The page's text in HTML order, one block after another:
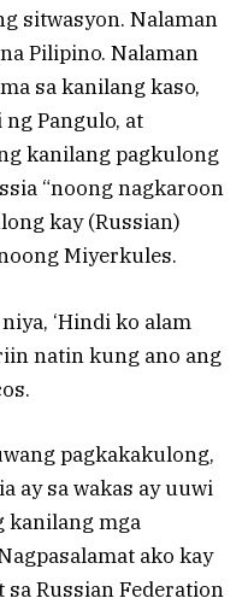
sitwasyon. Nalaman
Pilipino. Nalaman
sa kanilang kaso,
Pangulo, at
kanilang pagkulong
“noong nagkaroon
kay (Russian)
Miyerkules.
‘Hindi ko alam
natin kung ano ang
pagkakakulong,
ay sa wakas ay uuwi
kanilang mga
ako kay
Russian Federation